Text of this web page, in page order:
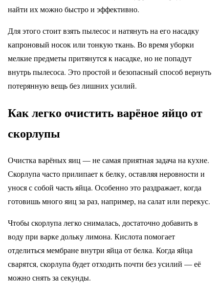
найти их можно быстро и эффективно.
Для этого стоит взять пылесос и натянуть на его насадку
капроновый носок или тонкую ткань. Во время уборки
мелкие предметы притянутся к насадке, но не попадут
внутрь пылесоса. Это простой и безопасный способ вернуть
потерянную вещь без лишних усилий.
Как легко очистить варёное яйцо от
скорлупы
Очистка варёных яиц — не самая приятная задача на кухне.
Скорлупа часто прилипает к белку, оставляя неровности и
унося с собой часть яйца. Особенно это раздражает, когда
готовишь много яиц за раз, например, на салат или перекус.
Чтобы скорлупа легко снималась, достаточно добавить в
воду при варке дольку лимона. Кислота помогает
отделиться мембране внутри яйца от белка. Когда яйца
сварятся, скорлупа будет отходить почти без усилий — её
можно снять за секунды.